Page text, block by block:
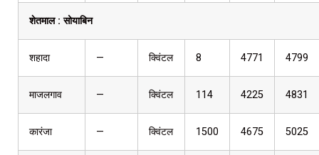
शेतमाल :सोयाबिन
शहादा — क्विंटल 8 4771 4799
माजलगाव — क्विंटल 114 4225 4831
कारंजा — क्विंटल 1500 4675 5025